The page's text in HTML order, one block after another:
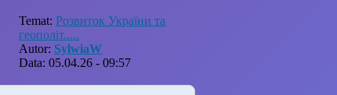
Temat:Розвиток України та
геополіт.....
Autor: SylwiaW
Data: 05.04.26 - 09:57